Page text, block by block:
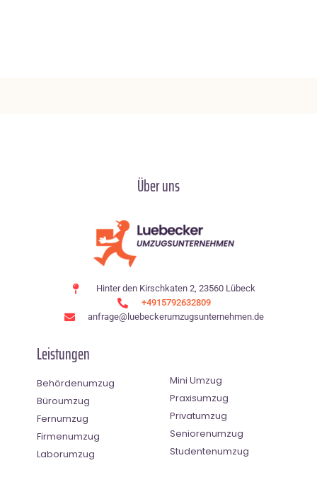
Über uns
Hinter den Kirschkaten 2, 23560 Lübeck
+4915792632809
anfrage@luebeckerumzugsunternehmen.de
Leistungen
Behördenumzug
Büroumzug
Fernumzug
Firmenumzug
Laborumzug
Mini Umzug
Praxisumzug
Privatumzug
Seniorenumzug
Studentenumzug